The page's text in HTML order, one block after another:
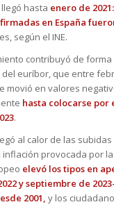
hasta enero de
en España
según el INE.
contribuyó de forma
euríbor, que entre
movió en valores
hasta colocarse por
.
al calor de las subidas
provocada por
elevó los tipos en
y septiembre de
2001, y los